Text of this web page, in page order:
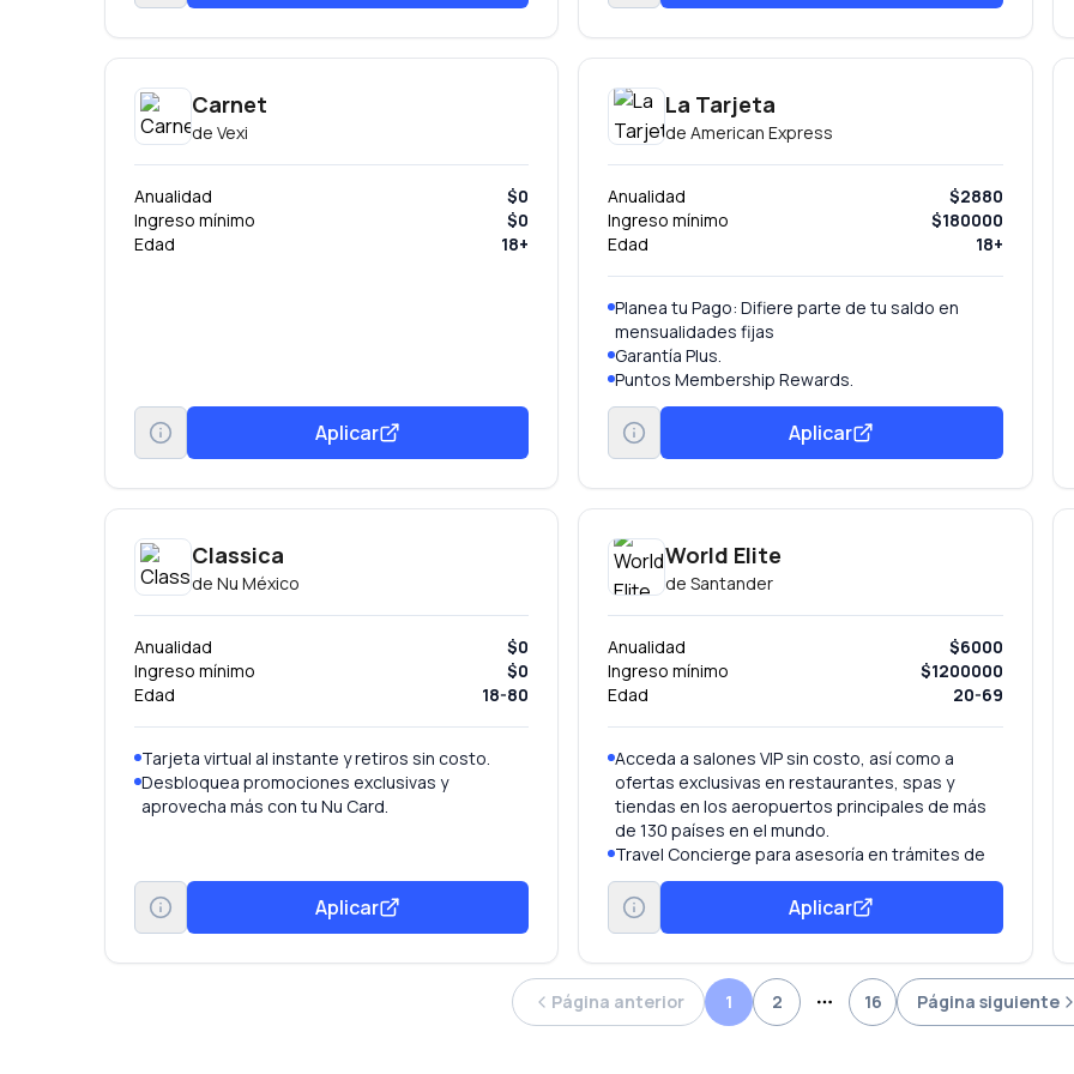
Carnet
de Vexi
Anualidad
$0
Ingreso mínimo
$0
Edad
18+
Aplicar
La Tarjeta
de American Express
Anualidad
$2880
Ingreso mínimo
$180000
Edad
18+
Planea tu Pago: Difiere parte de tu saldo en
mensualidades fijas
Garantía Plus.
Puntos Membership Rewards.
Aplicar
Classica
de Nu México
Anualidad
$0
Ingreso mínimo
$0
Edad
18-80
Tarjeta virtual al instante y retiros sin costo.
Desbloquea promociones exclusivas y
aprovecha más con tu Nu Card.
Aplicar
World Elite
de Santander
Anualidad
$6000
Ingreso mínimo
$1200000
Edad
20-69
Acceda a salones VIP sin costo, así como a
ofertas exclusivas en restaurantes, spas y
tiendas en los aeropuertos principales de más
de 130 países en el mundo.
Travel Concierge para asesoría en trámites de
pasaportes y visas
5 retiros en el extranjero sin comisión
Elite Lounge
que le ofrece experiencias únicas en más de 40
países.
Obtenga acceso ilimitado y gratuito a Boingo
Aplicar
Página anterior 1 2 More pages
16 Página siguiente